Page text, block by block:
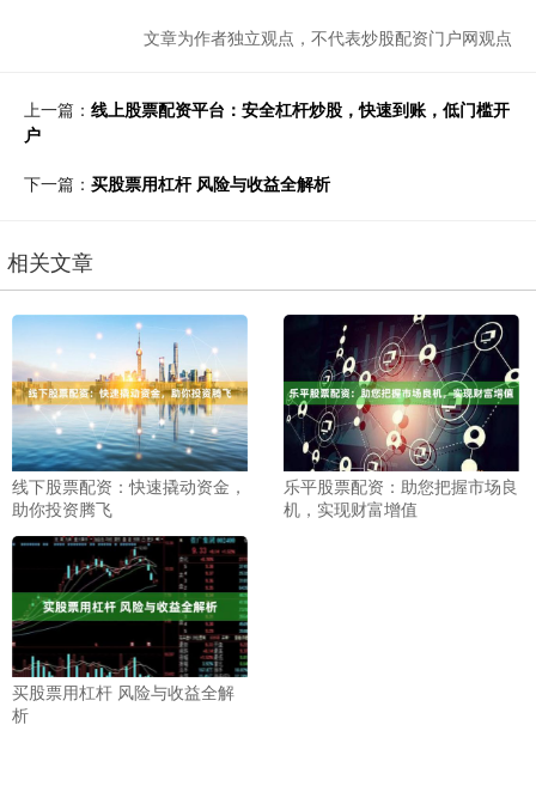
文章为作者独立观点，不代表炒股配资门户网观点
上一篇： 线上股票配资平台：安全杠杆炒股，快速到账，低门槛开
户
下一篇： 买股票用杠杆 风险与收益全解析
相关文章
线下股票配资：快速撬动资金，
助你投资腾飞
乐平股票配资：助您把握市场良
机，实现财富增值
买股票用杠杆 风险与收益全解
析